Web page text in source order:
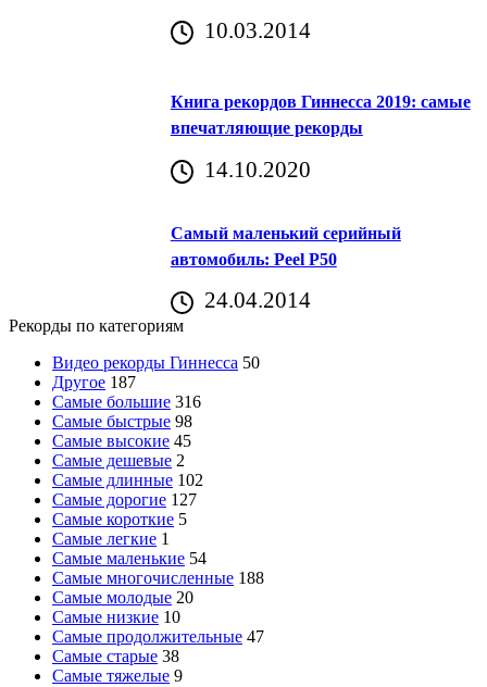
10.03.2014
Книга рекордов Гиннесса 2019: самые
впечатляющие рекорды
14.10.2020
Самый маленький серийный
автомобиль: Peel P50
24.04.2014
Рекорды по категориям
Видео рекорды Гиннесса 50
Другое 187
Самые большие 316
Самые быстрые 98
Самые высокие 45
Самые дешевые 2
Самые длинные 102
Самые дорогие 127
Самые короткие 5
Самые легкие 1
Самые маленькие 54
Самые многочисленные 188
Самые молодые 20
Самые низкие 10
Самые продолжительные 47
Самые старые 38
Самые тяжелые 9